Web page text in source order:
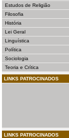
Estudos de Religião
Filosofia
História
Lei Geral
Linguística
Política
Sociologia
Teoria e Crítica
LINKS PATROCINADOS
LINKS PATROCINADOS